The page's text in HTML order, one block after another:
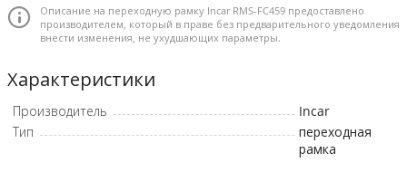
Описание на переходную рамку Incar RMS-FC459 предоставлено
производителем, который в праве без предварительного уведомления
внести изменения, не ухудшающих параметры.
Характеристики
Производитель
Incar
Тип
переходная
рамка